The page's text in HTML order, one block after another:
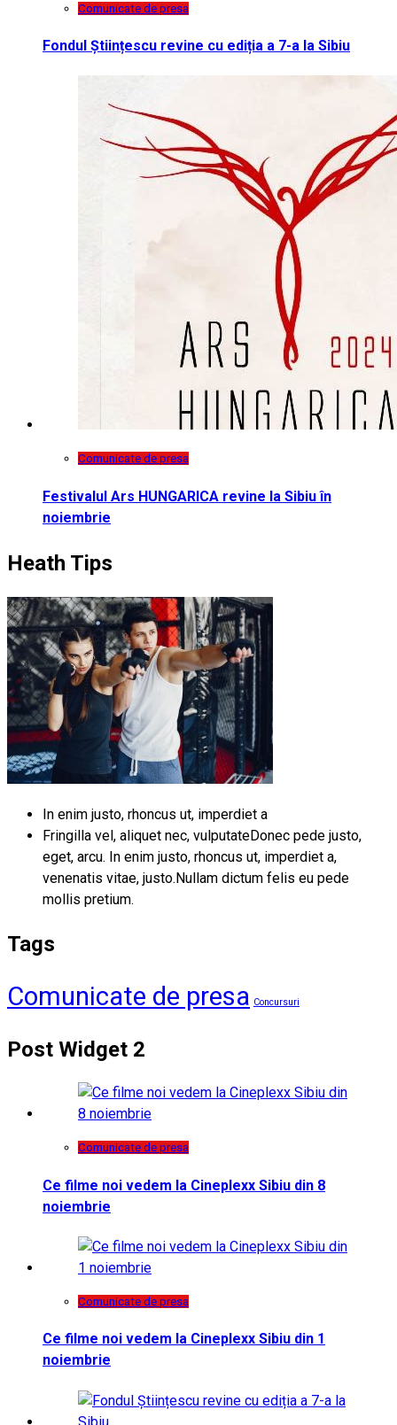
Comunicate de presa
Fondul Științescu revine cu ediția a 7-a la Sibiu
Comunicate de presa
Festivalul Ars HUNGARICA revine la Sibiu în
noiembrie
Heath Tips
In enim justo, rhoncus ut, imperdiet a
Fringilla vel, aliquet nec, vulputateDonec pede justo,
eget, arcu. In enim justo, rhoncus ut, imperdiet a,
venenatis vitae, justo.Nullam dictum felis eu pede
mollis pretium.
Tags
Comunicate de presa Concursuri
Post Widget 2
Comunicate de presa
Ce filme noi vedem la Cineplexx Sibiu din 8
noiembrie
Comunicate de presa
Ce filme noi vedem la Cineplexx Sibiu din 1
noiembrie